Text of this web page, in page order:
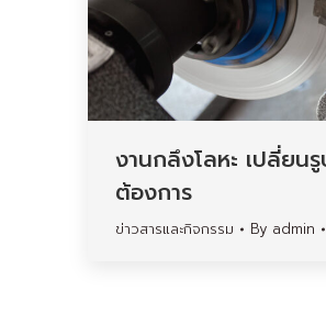
งานกลึงโลหะ เปลี่ยน
ต้องการ
ข่าวสารและกิจกรรม By admin